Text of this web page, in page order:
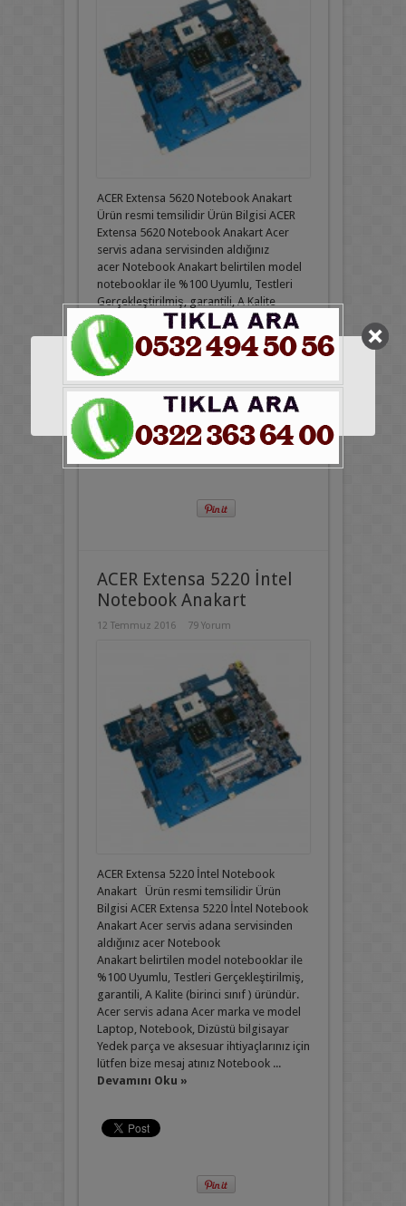
ACER Extensa 5620 Notebook Anakart
Ürün resmi temsilidir Ürün Bilgisi ACER
Extensa 5620 Notebook Anakart Acer
servis adana servisinden aldığınız
acer Notebook Anakart belirtilen model
notebooklar ile %100 Uyumlu, Testleri
Gerçekleştirilmiş, garantili, A Kalite
(birinci sınıf ) üründür. Acer servis adana
Acer marka ve model Laptop, Notebook,
Dizüstü bilgisayar Yedek parça ve
aksesuar ihtiyaçlarınız için lütfen bize
mesaj atınız Notebook Anakart, Adaptör
Şarj ...
Devamını Oku »
ACER Extensa 5220 İntel
Notebook Anakart
12 Temmuz 2016 79 Yorum
ACER Extensa 5220 İntel Notebook
Anakart Ürün resmi temsilidir Ürün
Bilgisi ACER Extensa 5220 İntel Notebook
Anakart Acer servis adana servisinden
aldığınız acer Notebook
Anakart belirtilen model notebooklar ile
%100 Uyumlu, Testleri Gerçekleştirilmiş,
garantili, A Kalite (birinci sınıf ) üründür.
Acer servis adana Acer marka ve model
Laptop, Notebook, Dizüstü bilgisayar
Yedek parça ve aksesuar ihtiyaçlarınız için
lütfen bize mesaj atınız Notebook ...
Devamını Oku »